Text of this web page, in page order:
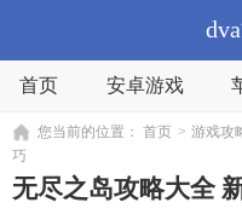
首页 安卓游戏
您当前的位置： 首页 > 游戏攻
巧
无尽之岛攻略大全